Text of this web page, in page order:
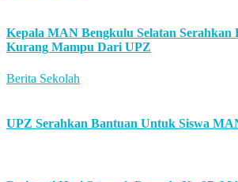
Kepala MAN Bengkulu Selatan Serahkan
Kurang Mampu Dari UPZ
Berita Sekolah
UPZ Serahkan Bantuan Untuk Siswa